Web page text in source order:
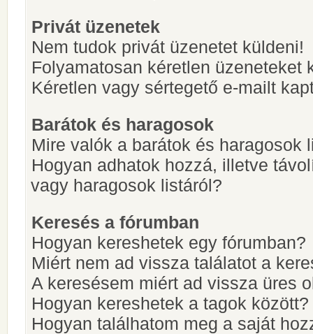
Privát üzenetek
Nem tudok privát üzenetet küldeni!
Folyamatosan kéretlen üzeneteket
Kéretlen vagy sértegető e-mailt
Barátok és haragosok
Mire valók a barátok és haragosok
Hogyan adhatok hozzá, illetve
vagy haragosok listáról?
Keresés a fórumban
Hogyan kereshetek egy fórumban?
Miért nem ad vissza találatot a
A keresésem miért ad vissza üres
Hogyan kereshetek a tagok között?
Hogyan találhatom meg a saját